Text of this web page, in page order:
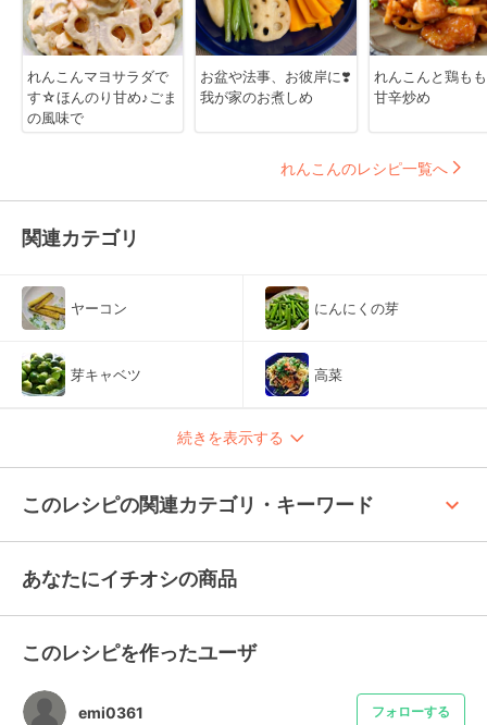
れんこんマヨサラダで
す☆ほんのり甘め♪ごま
の風味で
お盆や法事、お彼岸に❣️
我が家のお煮しめ
れんこんと鶏も
甘辛炒め
れんこんのレシピ一覧へ
関連カテゴリ
ヤーコン にんにくの芽
芽キャベツ 高菜
続きを表示する
このレシピの関連カテゴリ・キーワード keyboard_arrow_up
あなたにイチオシの商品
このレシピを作ったユーザ
emi0361 フォローする